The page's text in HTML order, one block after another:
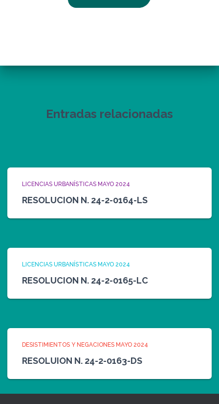
Entradas relacionadas
LICENCIAS URBANÍSTICAS MAYO 2024
RESOLUCION N. 24-2-0164-LS
LICENCIAS URBANÍSTICAS MAYO 2024
RESOLUCION N. 24-2-0165-LC
DESISTIMIENTOS Y NEGACIONES MAYO 2024
RESOLUION N. 24-2-0163-DS